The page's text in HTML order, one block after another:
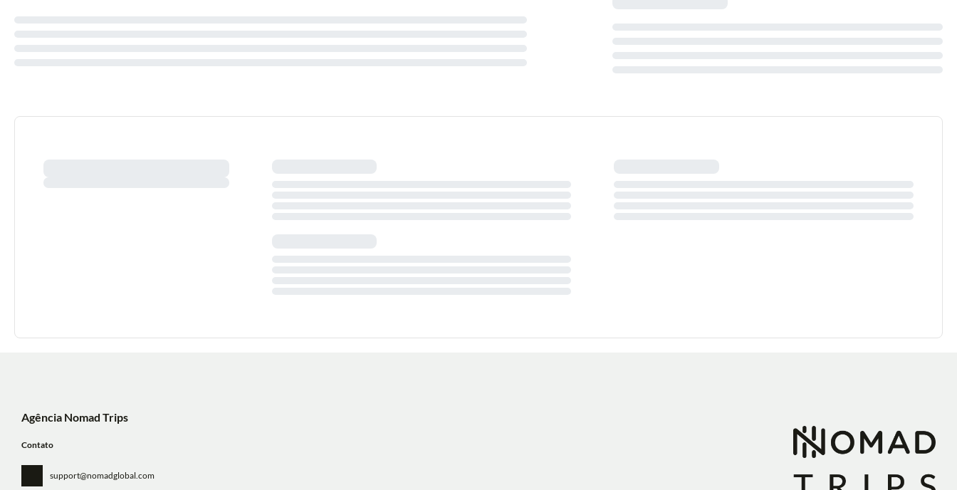
Agência Nomad Trips
Contato
support@nomadglobal.com